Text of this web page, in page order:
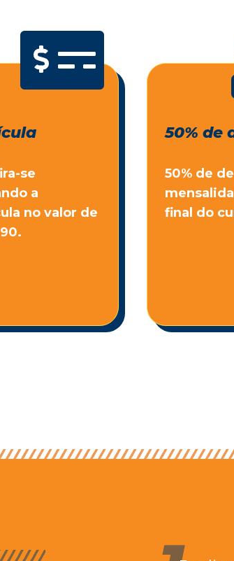
se
a
no valor de
50% de
50% de
final do